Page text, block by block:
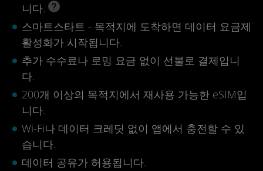
니다.
스마트스타트 - 목적지에 도착하면 데이터 요금제
활성화가 시작됩니다.
추가 수수료나 로밍 요금 없이 선불로 결제입니
다.
200개 이상의 목적지에서 재사용 가능한 eSIM입
니다.
Wi-Fi나 데이터 크레딧 없이 앱에서 충전할 수 있
습니다.
데이터 공유가 허용됩니다.